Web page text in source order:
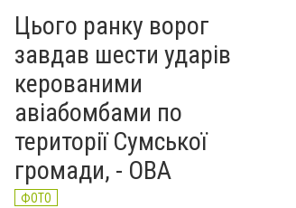
Цього ранку ворог
завдав шести ударів
керованими
авіабомбами по
території Сумської
громади, - ОВА
ФОТО